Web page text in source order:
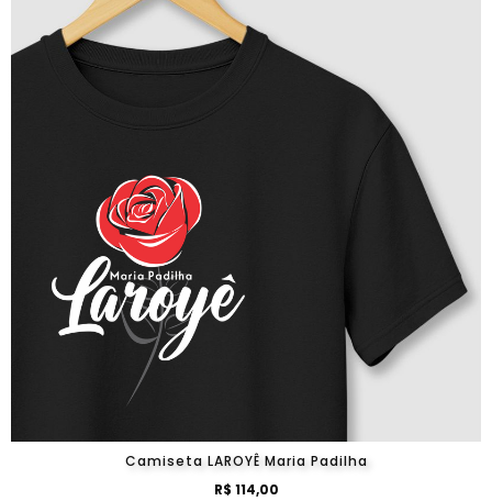
Camiseta LAROYÊ Maria Padilha
R$ 114,00